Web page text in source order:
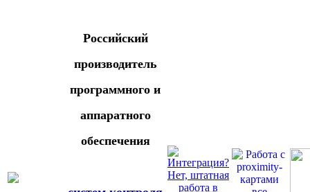
Российский
производитель
программного и
аппаратного
обеспечения